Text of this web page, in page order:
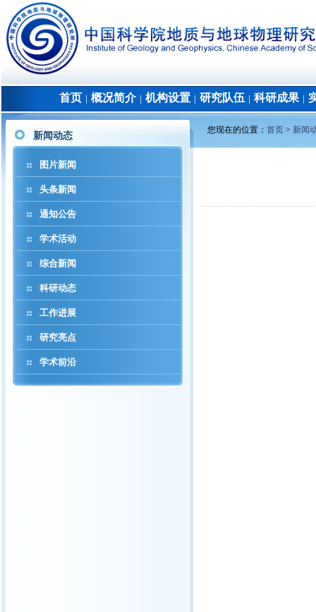
首页 概况简介│ 机构设置 研究队伍 科研成果│
新闻动态
图片新闻
头条新闻
通知公告
学术活动
综合新闻
科研动态
工作进展
研究亮点
学术前沿
您现在的位置： 首页 > 新闻